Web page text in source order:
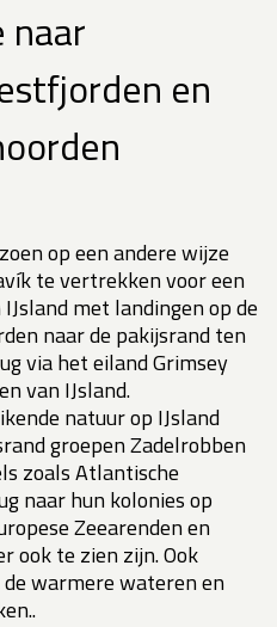
naar
en
op een andere wijze
te vertrekken voor een
met landingen op de
naar de pakijsrand ten
via het eiland Grimsey
van IJsland.
natuur op IJsland
groepen Zadelrobben
zoals Atlantische
naar hun kolonies op
Zeearenden en
ook te zien zijn. Ook
warmere wateren en